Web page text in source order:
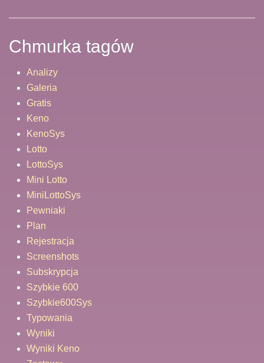
Chmurka tagów
Analizy
Galeria
Gratis
Keno
KenoSys
Lotto
LottoSys
Mini Lotto
MiniLottoSys
Pewniaki
Plan
Rejestracja
Screenshots
Subskrypcja
Szybkie 600
Szybkie600Sys
Typowania
Wyniki
Wyniki Keno